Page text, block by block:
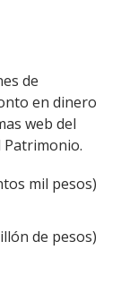
de
en dinero
web del
Patrimonio.
mil pesos)
de pesos)